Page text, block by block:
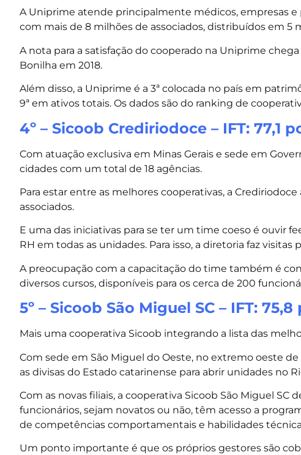
A Uniprime atende principalmente médicos, empresas e
com mais de 8 milhões de associados, distribuídos em
A nota para a satisfação do cooperado na Uniprime
Bonilha em 2018.
Além disso, a Uniprime é a 3ª colocada no país em
9ª em ativos totais. Os dados são do ranking de
4º – Sicoob Crediriodoce – IFT: 77,1
Com atuação exclusiva em Minas Gerais e sede em
cidades com um total de 18 agências.
Para estar entre as melhores cooperativas, a
associados.
E uma das iniciativas para se ter um time coeso é ouvir
RH em todas as unidades. Para isso, a diretoria faz
A preocupação com a capacitação do time também é
diversos cursos, disponíveis para os cerca de 200
5º – Sicoob São Miguel SC – IFT:
Mais uma cooperativa Sicoob integrando a lista das
Com sede em São Miguel do Oeste, no extremo oeste
as divisas do Estado catarinense para abrir unidades no
Com as novas filiais, a cooperativa Sicoob São Miguel SC
funcionários, sejam novatos ou não, têm acesso a
de competências comportamentais e habilidades
Um ponto importante é que os próprios gestores são